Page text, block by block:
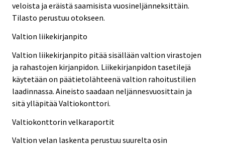
veloista ja eräistä saamisista vuosineljänneksittäin.
Tilasto perustuu otokseen.
Valtion liikekirjanpito
Valtion liikekirjanpito pitää sisällään valtion virastojen
ja rahastojen kirjanpidon. Liikekirjanpidon tasetilejä
käytetään on päätietolähteenä valtion rahoitustilien
laadinnassa. Aineisto saadaan neljännesvuosittain ja
sitä ylläpitää Valtiokonttori.
Valtiokonttorin velkaraportit
Valtion velan laskenta perustuu suurelta osin